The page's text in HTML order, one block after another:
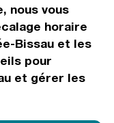
nous vous
horaire
Bissau et les
pour
et gérer les